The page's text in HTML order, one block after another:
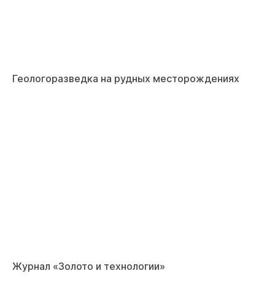
Геологоразведка на рудных месторождениях
Журнал «Золото и технологии»